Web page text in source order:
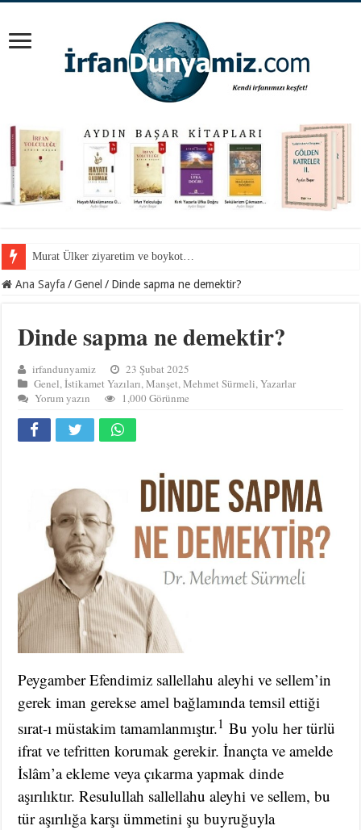
Mevlana Hazretlerini nerede arayalım?
Ana Sayfa / Genel / Dinde sapma ne demektir?
Dinde sapma ne demektir?
irfandunyamiz
23 Şubat 2025
Genel,İstikamet Yazıları,Manşet,Mehmet Sürmeli,Yazarlar
Yorum yazın
1,000 Görünme
Peygamber Efendimiz sallellahu aleyhi ve sellem’in
gerek iman gerekse amel bağlamında temsil ettiği
sırat-ı müstakim tamamlanmıştır.1 Bu yolu her türlü
ifrat ve tefritten korumak gerekir. İnançta ve amelde
İslâm’a ekleme veya çıkarma yapmak dinde
aşırılıktır. Resulullah sallellahu aleyhi ve sellem, bu
tür aşırılığa karşı ümmetini şu buyruğuyla